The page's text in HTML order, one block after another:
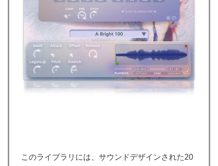
このライブラリには、サウンドデザインされた20